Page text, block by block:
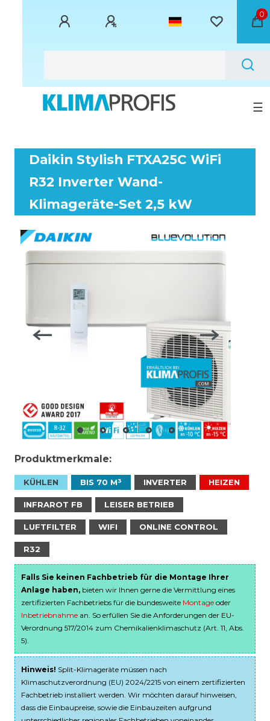
0
☰
Daikin Stylish FTXA25C WiFi
R32 Inverter Wand-
Klimageräte-Set 2,5 kW
Produktmerkmale:
KÜHLEN BIS 70 M³ INVERTER HEIZEN
INFRAROT FB LEISER BETRIEB
LUFTFILTER WIFI ONLINE CONTROL
R32
Falls Sie keinen Fachbetrieb für die Montage Ihrer
Anlage haben, bieten wir Ihnen gerne die Vermittlung eines
zertifizierten Fachbetriebs für die bundesweite Montage oder
Inbetriebnahme an. So erfüllen Sie die Anforderungen der EU-
Verordnung 517/2014 zum Chemikalienklimaschutz (Art. 11, Abs.
5).
Hinweis! Split-Klimageräte müssen nach
Klimaschutzverordnung (EU) 2024/2215 von einem zertifizierten
Fachbetrieb installiert werden. Wir möchten darauf hinweisen,
dass die Einbaupreise, sowie die Einbauzeiten aufgrund